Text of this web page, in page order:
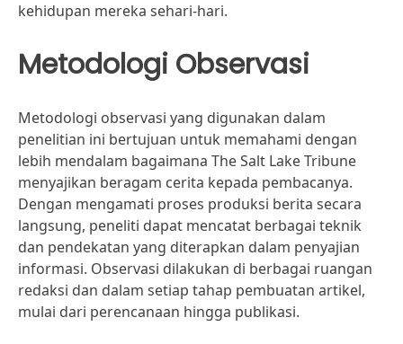
kehidupan mereka sehari-hari.
Metodologi Observasi
Metodologi observasi yang digunakan dalam
penelitian ini bertujuan untuk memahami dengan
lebih mendalam bagaimana The Salt Lake Tribune
menyajikan beragam cerita kepada pembacanya.
Dengan mengamati proses produksi berita secara
langsung, peneliti dapat mencatat berbagai teknik
dan pendekatan yang diterapkan dalam penyajian
informasi. Observasi dilakukan di berbagai ruangan
redaksi dan dalam setiap tahap pembuatan artikel,
mulai dari perencanaan hingga publikasi.